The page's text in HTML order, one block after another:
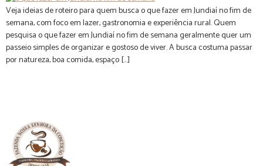
Veja ideias de roteiro para quem busca o que fazer em Jundiaí no fim de
semana, com foco em lazer, gastronomia e experiência rural. Quem
pesquisa o que fazer em Jundiaí no fim de semana geralmente quer um
passeio simples de organizar e gostoso de viver. A busca costuma passar
por natureza, boa comida, espaço […]